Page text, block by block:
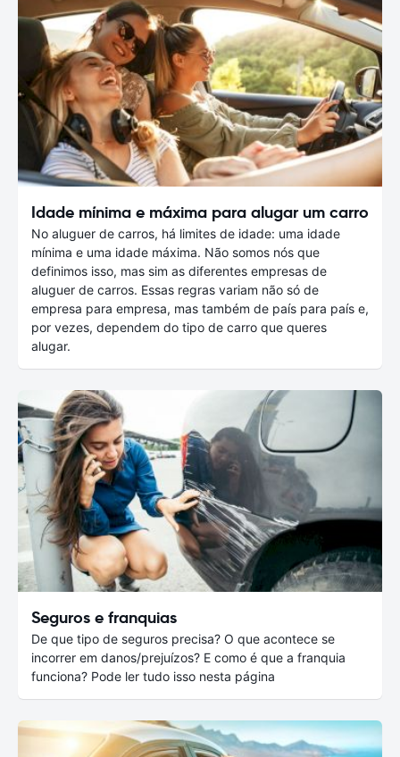
Idade mínima e máxima para alugar um carro
No aluguer de carros, há limites de idade: uma idade
mínima e uma idade máxima. Não somos nós que
definimos isso, mas sim as diferentes empresas de
aluguer de carros. Essas regras variam não só de
empresa para empresa, mas também de país para país e,
por vezes, dependem do tipo de carro que queres
alugar.
Seguros e franquias
De que tipo de seguros precisa? O que acontece se
incorrer em danos/prejuízos? E como é que a franquia
funciona? Pode ler tudo isso nesta página